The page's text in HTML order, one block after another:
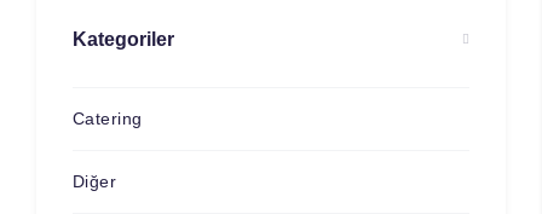
Kategoriler
Catering
Diğer